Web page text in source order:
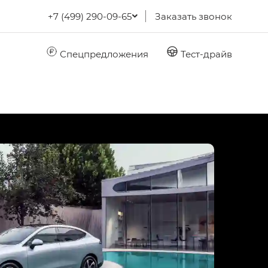
+7 (499) 290-09-65 Заказать звонок
Спецпредложения Тест-драйв